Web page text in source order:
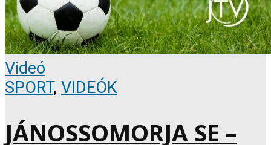
Videó
SPORT, VIDEÓK
JÁNOSSOMORJA SE –